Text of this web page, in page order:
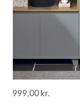
999,00kr.